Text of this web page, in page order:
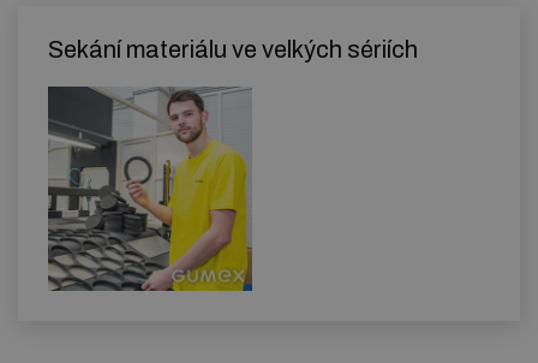
Sekání materiálu ve velkých sériích